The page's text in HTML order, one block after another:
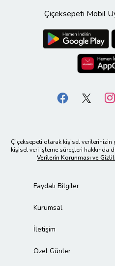
Çiçeksepeti Mobil
Çiçeksepeti olarak kişisel
kişisel veri işleme süreçleri hakkında
Verilerin Korunması ve
Faydalı Bilgiler
Kurumsal
İletişim
Özel Günler